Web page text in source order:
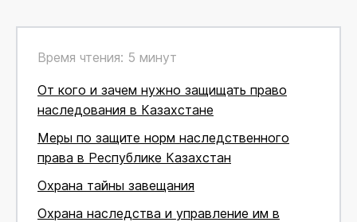
Время чтения: 5 минут
От кого и зачем нужно защищать право
наследования в Казахстане
Меры по защите норм наследственного
права в Республике Казахстан
Охрана тайны завещания
Охрана наследства и управление им в